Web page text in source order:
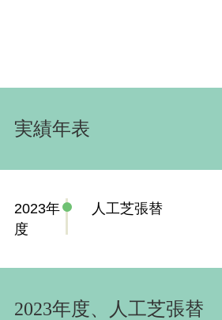
実績年表
2023年
度
人工芝張替
2023年度、人工芝張替